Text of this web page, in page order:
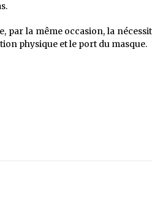
par la même occasion, la
physique et le port du masque.